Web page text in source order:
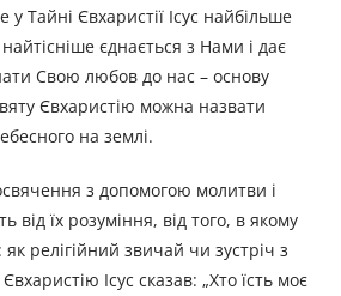
у Тайні Євхаристії Ісус найбільше
єднається з Нами і дає
Свою любов до нас – основу
Євхаристію можна назвати
на землі.
з допомогою молитви і
від їх розуміння, від того, в якому
релігійний звичай чи зустріч з
Ісус сказав: „Хто їсть моє